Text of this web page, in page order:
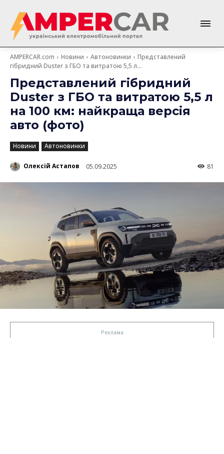
AMPERCAR.com Новини Автоновинки
Представлений
гібридний Duster з ГБО та витратою 5,5 л...
Представлений гібридний
Duster з ГБО та витратою 5,5 л
на 100 км: найкраща версія
авто (фото)
Новини Автоновинки
Олексій Астапов 05.09.2025 81